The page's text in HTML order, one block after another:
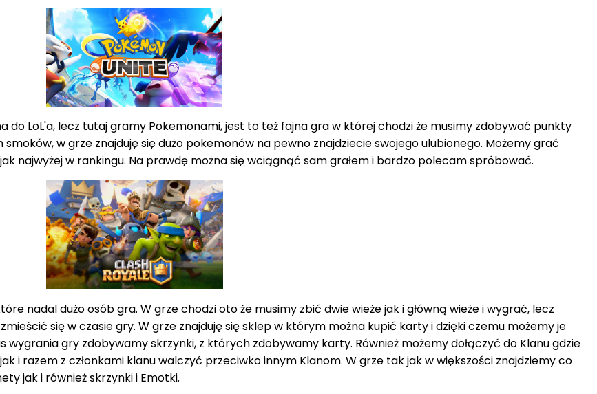
do LoL'a, lecz tutaj gramy Pokemonami, jest to też fajna gra w której chodzi że musimy zdobywać punkty
w grze znajduję się dużo pokemonów na pewno znajdziecie swojego ulubionego. Możemy grać
najwyżej w rankingu. Na prawdę można się wciągnąć sam grałem i bardzo polecam spróbować.
nadal dużo osób gra. W grze chodzi oto że musimy zbić dwie wieże jak i główną wieże i wygrać, lecz
się w czasie gry. W grze znajduję się sklep w którym można kupić karty i dzięki czemu możemy je
gry zdobywamy skrzynki, z których zdobywamy karty. Również możemy dołączyć do Klanu gdzie
i razem z członkami klanu walczyć przeciwko innym Klanom. W grze tak jak w większości znajdziemy co
jak i również skrzynki i Emotki.